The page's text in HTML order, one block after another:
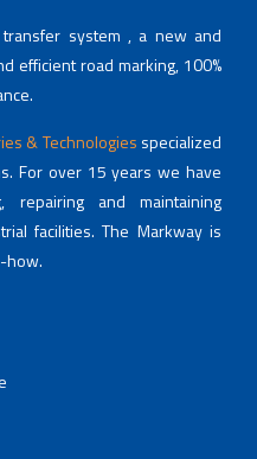
system , a new and
efficient road marking, 100%
& Technologies specialized
For over 15 years we have
repairing and maintaining
facilities. The Markway is
how.